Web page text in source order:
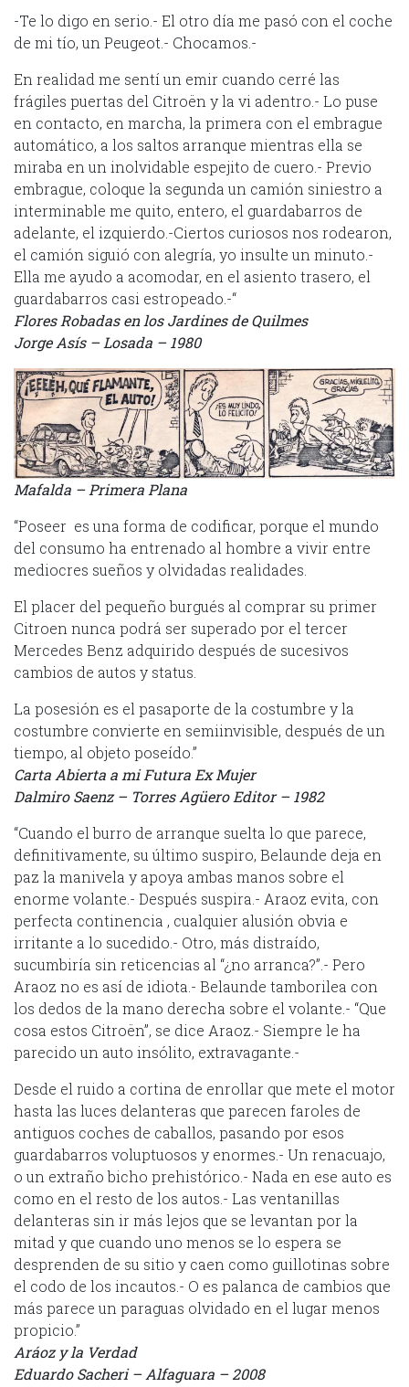
-Te lo digo en serio.- El otro día me pasó con el coche
de mi tío, un Peugeot.- Chocamos.-
En realidad me sentí un emir cuando cerré las
frágiles puertas del Citroën y la vi adentro.- Lo puse
en contacto, en marcha, la primera con el embrague
automático, a los saltos arranque mientras ella se
miraba en un inolvidable espejito de cuero.- Previo
embrague, coloque la segunda un camión siniestro a
interminable me quito, entero, el guardabarros de
adelante, el izquierdo.-Ciertos curiosos nos rodearon,
el camión siguió con alegría, yo insulte un minuto.-
Ella me ayudo a acomodar, en el asiento trasero, el
guardabarros casi estropeado.-“
Flores Robadas en los Jardines de Quilmes
Jorge Asís – Losada – 1980
Mafalda – Primera Plana
“Poseer es una forma de codificar, porque el mundo
del consumo ha entrenado al hombre a vivir entre
mediocres sueños y olvidadas realidades.
El placer del pequeño burgués al comprar su primer
Citroen nunca podrá ser superado por el tercer
Mercedes Benz adquirido después de sucesivos
cambios de autos y status.
La posesión es el pasaporte de la costumbre y la
costumbre convierte en semiinvisible, después de un
tiempo, al objeto poseído.”
Carta Abierta a mi Futura Ex Mujer
Dalmiro Saenz – Torres Agüero Editor – 1982
“Cuando el burro de arranque suelta lo que parece,
definitivamente, su último suspiro, Belaunde deja en
paz la manivela y apoya ambas manos sobre el
enorme volante.- Después suspira.- Araoz evita, con
perfecta continencia , cualquier alusión obvia e
irritante a lo sucedido.- Otro, más distraído,
sucumbiría sin reticencias al “¿no arranca?”.- Pero
Araoz no es así de idiota.- Belaunde tamborilea con
los dedos de la mano derecha sobre el volante.- “Que
cosa estos Citroën”, se dice Araoz.- Siempre le ha
parecido un auto insólito, extravagante.-
Desde el ruido a cortina de enrollar que mete el motor
hasta las luces delanteras que parecen faroles de
antiguos coches de caballos, pasando por esos
guardabarros voluptuosos y enormes.- Un renacuajo,
o un extraño bicho prehistórico.- Nada en ese auto es
como en el resto de los autos.- Las ventanillas
delanteras sin ir más lejos que se levantan por la
mitad y que cuando uno menos se lo espera se
desprenden de su sitio y caen como guillotinas sobre
el codo de los incautos.- O es palanca de cambios que
más parece un paraguas olvidado en el lugar menos
propicio.”
Aráoz y la Verdad
Eduardo Sacheri – Alfaguara – 2008